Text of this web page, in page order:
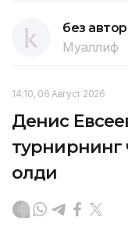
без
Муаллиф
14:10, 06 Август 2026
Денис
турнирнинг
олди